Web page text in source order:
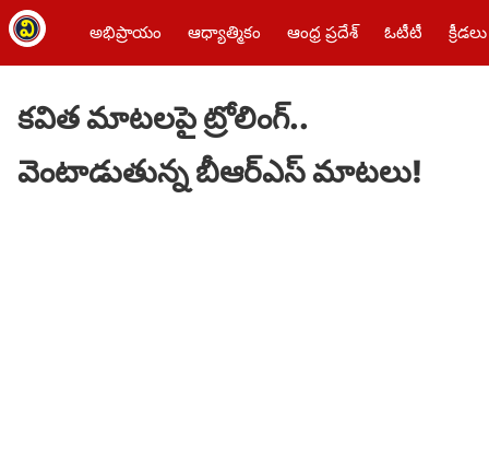
అభిప్రాయం ఆధ్యాత్మికం ఆంధ్ర ప్రదేశ్ ఓటీటీ క్రీడలు
కవిత మాటలపై ట్రోలింగ్..
వెంటాడుతున్న బీఆర్ఎస్ మాటలు!